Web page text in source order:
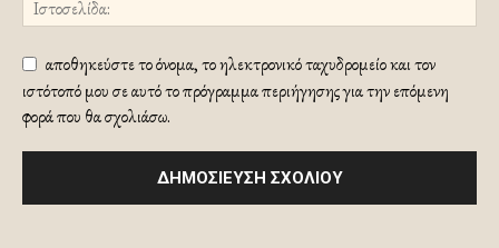
αποθηκεύστε το όνομα, το ηλεκτρονικό ταχυδρομείο και τον
ιστότοπό μου σε αυτό το πρόγραμμα περιήγησης για την επόμενη
φορά που θα σχολιάσω.